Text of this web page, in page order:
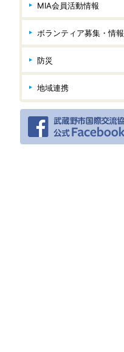
MIA会員活動情報
ボランティア募集・情報
防災
地域連携